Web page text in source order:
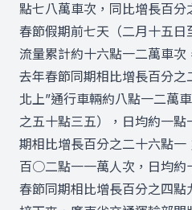
點七八萬車次，同比增長百分
春節假期前七天（二月十五
流量累計約十六點一二萬車
去年春節同期相比增長百分之
北上”通行車輛約八點一二萬
之五十點三五），日均約一點
期相比增長百分之二十六點
百○二點一一萬人次，日均約
春節同期相比增長百分之四點